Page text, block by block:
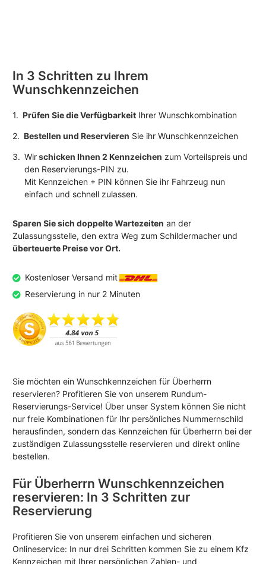
In 3 Schritten zu Ihrem
Wunschkennzeichen
1. Prüfen Sie die Verfügbarkeit Ihrer Wunschkombination
2. Bestellen und Reservieren Sie ihr Wunschkennzeichen
3. Wirschicken Ihnen 2 Kennzeichen zum Vorteilspreis und
den Reservierungs-PIN zu.
Mit Kennzeichen + PIN können Sie ihr Fahrzeug nun
einfach und schnell zulassen.
Sparen Sie sich doppelte Wartezeiten an der
Zulassungsstelle, den extra Weg zum Schildermacher und
überteuerte Preise vor Ort.
Kostenloser Versand mit
Reservierung in nur 2 Minuten
Sie möchten ein Wunschkennzeichen für Überherrn
reservieren? Profitieren Sie von unserem Rundum-
Reservierungs-Service! Über unser System können Sie nicht
nur freie Kombinationen für Ihr persönliches Nummernschild
herausfinden, sondern das Kennzeichen für Überherrn bei der
zuständigen Zulassungsstelle reservieren und direkt online
bestellen.
Für Überherrn Wunschkennzeichen
reservieren: In 3 Schritten zur
Reservierung
Profitieren Sie von unserem einfachen und sicheren
Onlineservice: In nur drei Schritten kommen Sie zu einem Kfz
Kennzeichen mit Ihrer persönlichen Zahlen- und